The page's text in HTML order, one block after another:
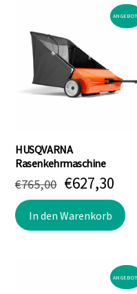
HUSQVARNA
Rasenkehrmaschine
€765,00
Preis
war:
€765,00
€627,30
Preis
ist:
In den Warenkorb